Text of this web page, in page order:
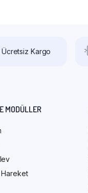
Kargo
MODÜLLER
Hareket